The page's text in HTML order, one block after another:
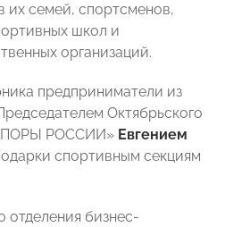
их семей, спортсменов,
школ и
организаций.
предприниматели из
Октябрьского
РОССИИ» Евгением
спортивным секциям
отделения бизнес-